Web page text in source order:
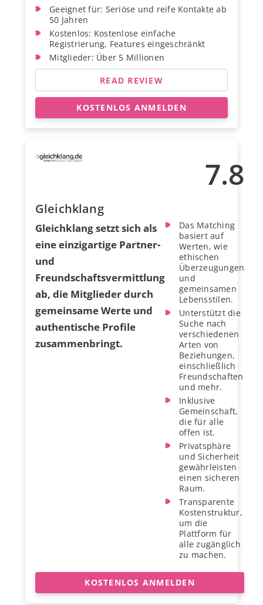
Geeignet für: Seriöse und reife Kontakte ab
50 Jahren
Kostenlos: Kostenlose einfache
Registrierung, Features eingeschränkt
Mitglieder: Über 5 Millionen
READ REVIEW
KOSTENLOS ANMELDEN
7.8
Gleichklang
Gleichklang setzt sich als
eine einzigartige Partner-
und
Freundschaftsvermittlung
ab, die Mitglieder durch
gemeinsame Werte und
authentische Profile
zusammenbringt.
Das Matching
basiert auf
Werten, wie
ethischen
Überzeugungen
und
gemeinsamen
Lebensstilen.
Unterstützt die
Suche nach
verschiedenen
Arten von
Beziehungen,
einschließlich
Freundschaften
und mehr.
Inklusive
Gemeinschaft,
die für alle
offen ist.
Privatsphäre
und Sicherheit
gewährleisten
einen sicheren
Raum.
Transparente
Kostenstruktur,
um die
Plattform für
alle zugänglich
zu machen.
KOSTENLOS ANMELDEN